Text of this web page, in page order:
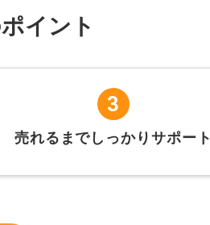
イント
3
売れるまでしっかりサポート